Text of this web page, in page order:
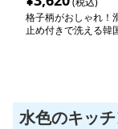
格子柄がおしゃれ！
止め付きで洗える韓
水色のキッ